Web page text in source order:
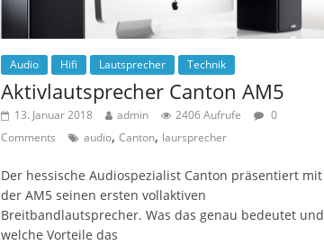
Audio Hifi Lautsprecher Technik
Aktivlautsprecher Canton AM5
13. Januar 2018 admin 2406 Aufrufe
0
Comments
audio,Canton, laursprecher
Der hessische Audiospezialist Canton präsentiert mit
der AM5 seinen ersten vollaktiven
Breitbandlautsprecher. Was das genau bedeutet und
welche Vorteile das